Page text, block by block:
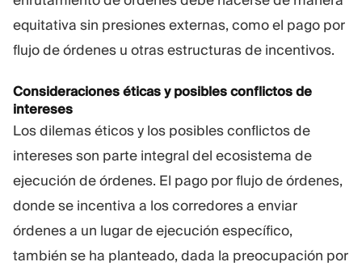
equitativa sin presiones externas, como el pago por
flujo de órdenes u otras estructuras de incentivos.
Consideraciones éticas y posibles conflictos de
intereses
Los dilemas éticos y los posibles conflictos de
intereses son parte integral del ecosistema de
ejecución de órdenes. El pago por flujo de órdenes,
donde se incentiva a los corredores a enviar
órdenes a un lugar de ejecución específico,
también se ha planteado, dada la preocupación por